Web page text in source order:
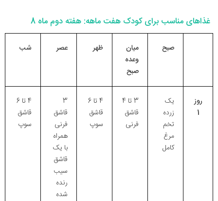
غذاهای مناسب برای کودک هفت ماهه: هفته دوم ماه 8
صبح
میان
وعده
صبح
ظهر عصر شب
روز
1
یک
زرده
تخم
مرغ
کامل
3 تا 4
قاشق
فرنی
4 تا 6
قاشق
سوپ
3
قاشق
فرنی
همراه
با یک
قاشق
سیب
رنده
شده
4 تا 6
قاشق
سوپ